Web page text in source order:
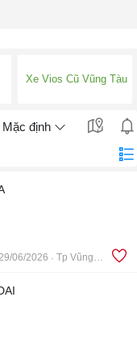
Xe Vios Cũ Vũng Tàu
Mặc định
06/2026 Tp Vũng Tàu